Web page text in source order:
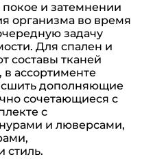
покое и затемнении
организма во время
задачу
Для спален и
составы тканей
в ассортименте
дополняющие
сочетающиеся с
с
и люверсами,
стиль.